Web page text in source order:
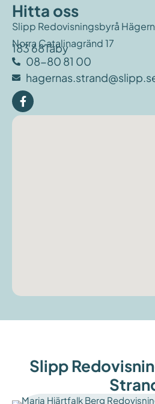
Hitta oss
Slipp Redovisningsbyrå
Norra Catalinagränd 17
183 68Täby
08-80 81 00
Slipp